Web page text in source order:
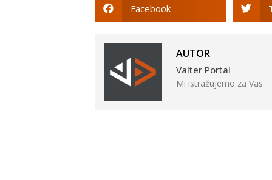
Facebook
AUTOR
Valter Portal
Mi istražujemo za Vas